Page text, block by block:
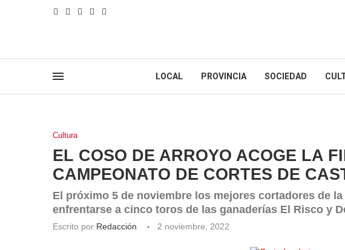
LOCAL PROVINCIA SOCIEDAD
Cultura
EL COSO DE ARROYO ACOGE LA
CAMPEONATO DE CORTES DE
El próximo 5 de noviembre los mejores cortadores de
enfrentarse a cinco toros de las ganaderías El Risco y
Escrito por Redacción 2 noviembre, 2022